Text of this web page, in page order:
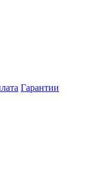
Гарантии